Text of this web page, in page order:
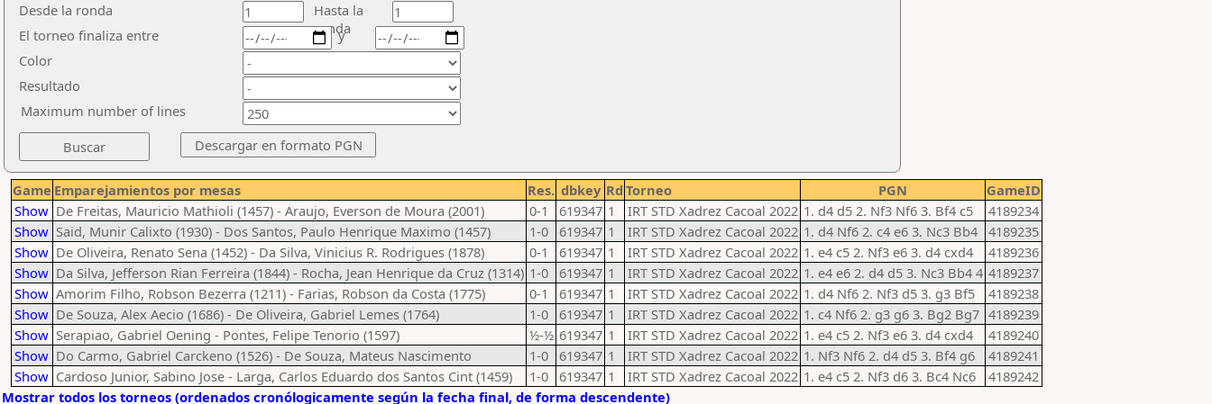
Desde la ronda
Hasta la
ronda
El torneo finaliza entre
Color
Resultado
y
Maximum number of lines
Game Emparejamientos por mesas Res. dbkey Rd Torneo PGN
GameID
Show De Freitas, Mauricio Mathioli (1457) - Araujo, Everson de Moura (2001) 0-1 619347 1 IRT STD Xadrez Cacoal 2022 1. d4 d5 2. Nf3 Nf6 3. Bf4 c5
4189234
Show Said, Munir Calixto (1930) - Dos Santos, Paulo Henrique Maximo (1457) 1-0 619347 1 IRT STD Xadrez Cacoal 2022 1. d4 Nf6 2. c4 e6 3. Nc3 Bb4 4189235
Show De Oliveira, Renato Sena (1452) - Da Silva, Vinicius R. Rodrigues (1878) 0-1 619347 1 IRT STD Xadrez Cacoal 2022 1. e4 c5 2. Nf3 e6 3. d4 cxd4
4189236
Show Da Silva, Jefferson Rian Ferreira (1844) - Rocha, Jean Henrique da Cruz (1314) 1-0 619347 1 IRT STD Xadrez Cacoal 2022 1. e4 e6 2. d4 d5 3. Nc3 Bb4 4 4189237
Show Amorim Filho, Robson Bezerra (1211) - Farias, Robson da Costa (1775) 0-1 619347 1 IRT STD Xadrez Cacoal 2022 1. d4 Nf6 2. Nf3 d5 3. g3 Bf5
4189238
Show De Souza, Alex Aecio (1686) - De Oliveira, Gabriel Lemes (1764) 1-0 619347 1 IRT STD Xadrez Cacoal 2022 1. c4 Nf6 2. g3 g6 3. Bg2 Bg7 4189239
Show Serapiao, Gabriel Oening - Pontes, Felipe Tenorio (1597) ½-½ 619347 1 IRT STD Xadrez Cacoal 2022 1. e4 c5 2. Nf3 e6 3. d4 cxd4
4189240
Show Do Carmo, Gabriel Carckeno (1526) - De Souza, Mateus Nascimento 1-0 619347 1 IRT STD Xadrez Cacoal 2022 1. Nf3 Nf6 2. d4 d5 3. Bf4 g6
4189241
Show Cardoso Junior, Sabino Jose - Larga, Carlos Eduardo dos Santos Cint (1459) 1-0 619347 1 IRT STD Xadrez Cacoal 2022 1. e4 c5 2. Nf3 d6 3. Bc4 Nc6
4189242
Mostrar todos los torneos (ordenados cronólogicamente según la fecha final, de forma descendente)